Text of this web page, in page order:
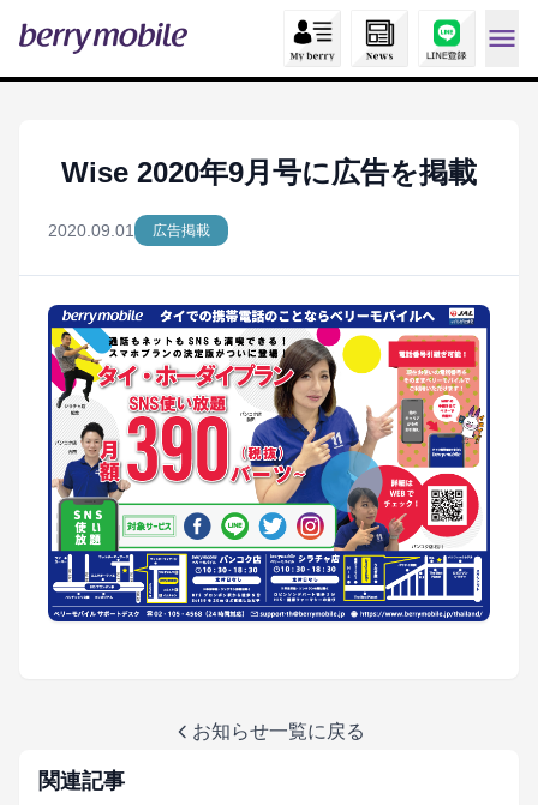
Wise 2020年9月号に広告を掲載
2020.09.01 広告掲載
お知らせ一覧に戻る
関連記事